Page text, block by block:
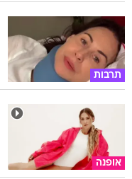
תרבות
אופנה